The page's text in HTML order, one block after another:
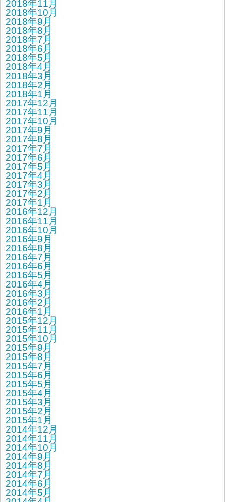
2018年11月
2018年10月
2018年9月
2018年8月
2018年7月
2018年6月
2018年5月
2018年4月
2018年3月
2018年2月
2018年1月
2017年12月
2017年11月
2017年10月
2017年9月
2017年8月
2017年7月
2017年6月
2017年5月
2017年4月
2017年3月
2017年2月
2017年1月
2016年12月
2016年11月
2016年10月
2016年9月
2016年8月
2016年7月
2016年6月
2016年5月
2016年4月
2016年3月
2016年2月
2016年1月
2015年12月
2015年11月
2015年10月
2015年9月
2015年8月
2015年7月
2015年6月
2015年5月
2015年4月
2015年3月
2015年2月
2015年1月
2014年12月
2014年11月
2014年10月
2014年9月
2014年8月
2014年7月
2014年6月
2014年5月